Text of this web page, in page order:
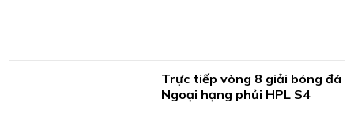
Trực tiếp vòng 8 giải bóng đá
Ngoại hạng phủi HPL S4